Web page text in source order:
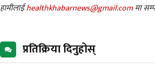
हामीलाईhealthkhabarnews@gmail.comमा
प्रतिक्रिया दिनुहोस्